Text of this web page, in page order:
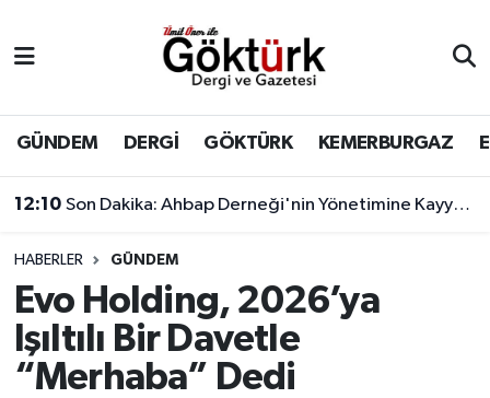
GÜNDEM DERGİ GÖKTÜRK KEMERBURGAZ
11:17 Çağatay Ulusoy'un yeni görünümü sosyal medyada gündem yarattı
HABERLER GÜNDEM
Evo Holding, 2026’ya
Işıltılı Bir Davetle
“Merhaba” Dedi
BİLİM
DERGİ
DÜNYA
EĞİTİM
EKONOMİ
Eyüpsultan Hava Durumu
Eyüpsultan Trafik Yoğunluk Haritası
Süper Lig Puan Durumu ve Fikstür
Tüm Manşetler
Son Dakika Haberleri
Haber Arşivi